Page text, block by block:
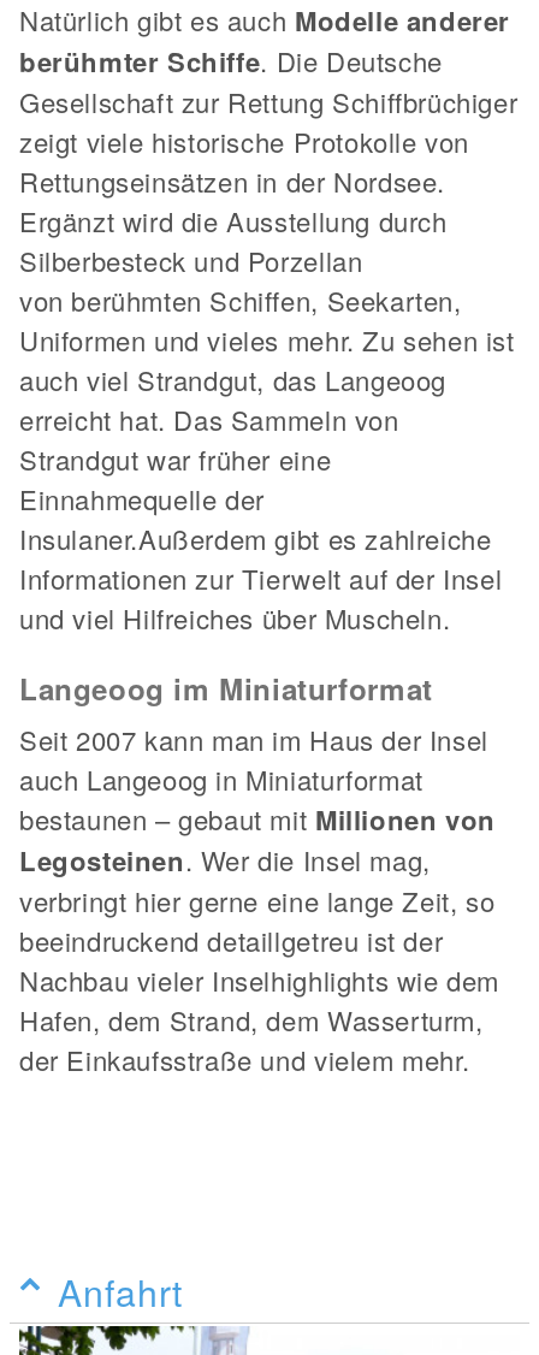
Natürlich gibt es auch Modelle anderer
berühmter Schiffe. Die Deutsche
Gesellschaft zur Rettung Schiffbrüchiger
zeigt viele historische Protokolle von
Rettungseinsätzen in der Nordsee.
Ergänzt wird die Ausstellung durch
Silberbesteck und Porzellan
von berühmten Schiffen, Seekarten,
Uniformen und vieles mehr. Zu sehen ist
auch viel Strandgut, das Langeoog
erreicht hat. Das Sammeln von
Strandgut war früher eine
Einnahmequelle der
Insulaner.Außerdem gibt es zahlreiche
Informationen zur Tierwelt auf der Insel
und viel Hilfreiches über Muscheln.
Langeoog im Miniaturformat
Seit 2007 kann man im Haus der Insel
auch Langeoog in Miniaturformat
bestaunen – gebaut mit Millionen von
Legosteinen. Wer die Insel mag,
verbringt hier gerne eine lange Zeit, so
beeindruckend detaillgetreu ist der
Nachbau vieler Inselhighlights wie dem
Hafen, dem Strand, dem Wasserturm,
der Einkaufsstraße und vielem mehr.
Anfahrt